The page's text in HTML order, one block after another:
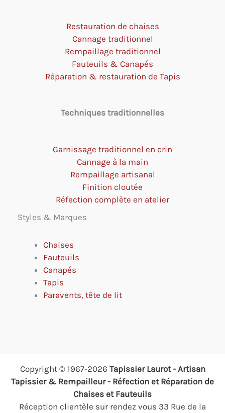
Restauration de chaises
Cannage traditionnel
Rempaillage traditionnel
Fauteuils & Canapés
Réparation & restauration de Tapis
Techniques traditionnelles
Garnissage traditionnel en crin
Cannage à la main
Rempaillage artisanal
Finition cloutée
Réfection complète en atelier
Styles & Marques
Chaises
Fauteuils
Canapés
Tapis
Paravents, tête de lit
Copyright © 1967-2026 Tapissier Laurot - Artisan
Tapissier & Rempailleur - Réfection et Réparation de
Chaises et Fauteuils
Réception clientèle sur rendez vous 33 Rue de la